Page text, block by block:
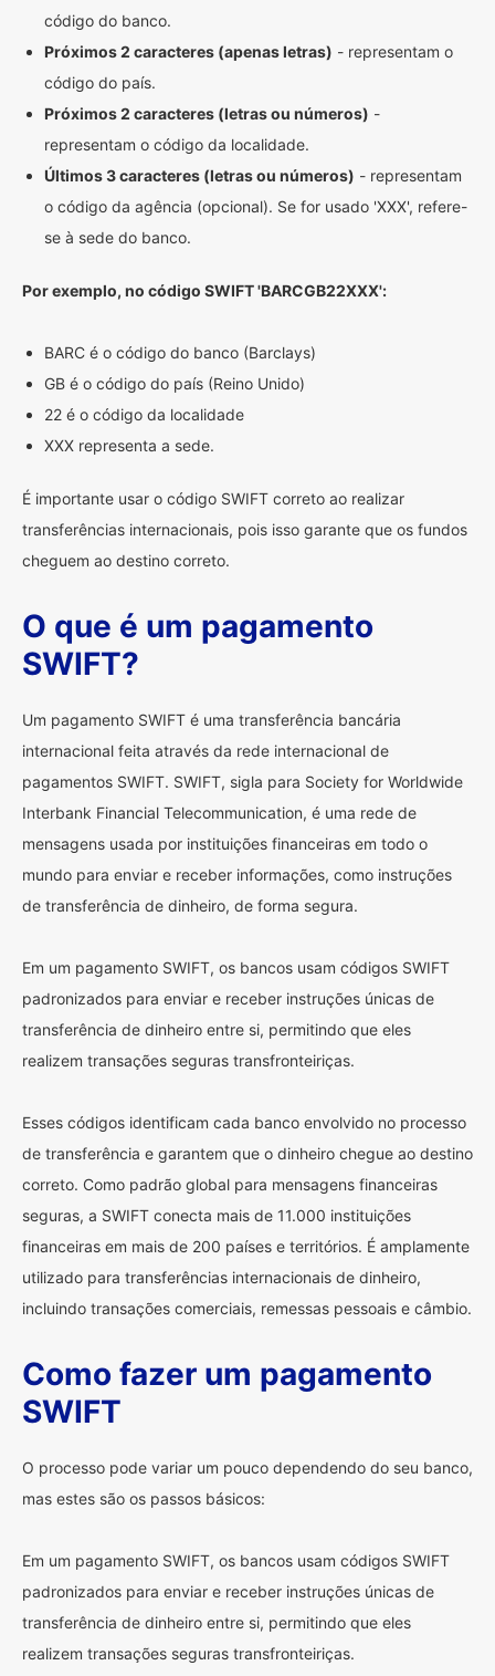
código do banco.
Próximos 2 caracteres (apenas letras) - representam o
código do país.
Próximos 2 caracteres (letras ou números) -
representam o código da localidade.
Últimos 3 caracteres (letras ou números) - representam
o código da agência (opcional). Se for usado 'XXX', refere-
se à sede do banco.
Por exemplo, no código SWIFT 'BARCGB22XXX':
BARC é o código do banco (Barclays)
GB é o código do país (Reino Unido)
22 é o código da localidade
XXX representa a sede.
É importante usar o código SWIFT correto ao realizar
transferências internacionais, pois isso garante que os fundos
cheguem ao destino correto.
O que é um pagamento
SWIFT?
Um pagamento SWIFT é uma transferência bancária
internacional feita através da rede internacional de
pagamentos SWIFT. SWIFT, sigla para Society for Worldwide
Interbank Financial Telecommunication, é uma rede de
mensagens usada por instituições financeiras em todo o
mundo para enviar e receber informações, como instruções
de transferência de dinheiro, de forma segura.
Em um pagamento SWIFT, os bancos usam códigos SWIFT
padronizados para enviar e receber instruções únicas de
transferência de dinheiro entre si, permitindo que eles
realizem transações seguras transfronteiriças.
Esses códigos identificam cada banco envolvido no processo
de transferência e garantem que o dinheiro chegue ao destino
correto. Como padrão global para mensagens financeiras
seguras, a SWIFT conecta mais de 11.000 instituições
financeiras em mais de 200 países e territórios. É amplamente
utilizado para transferências internacionais de dinheiro,
incluindo transações comerciais, remessas pessoais e câmbio.
Como fazer um pagamento
SWIFT
O processo pode variar um pouco dependendo do seu banco,
mas estes são os passos básicos:
Em um pagamento SWIFT, os bancos usam códigos SWIFT
padronizados para enviar e receber instruções únicas de
transferência de dinheiro entre si, permitindo que eles
realizem transações seguras transfronteiriças.